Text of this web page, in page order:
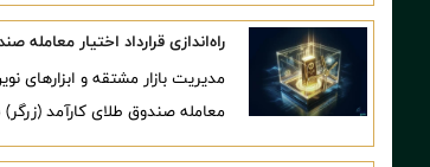
راه‌اندازی قرارداد اختیار معامله
مدیریت بازار مشتقه و ابزارهای
معامله صندوق طلای کارآمد (زرگر) سررسید